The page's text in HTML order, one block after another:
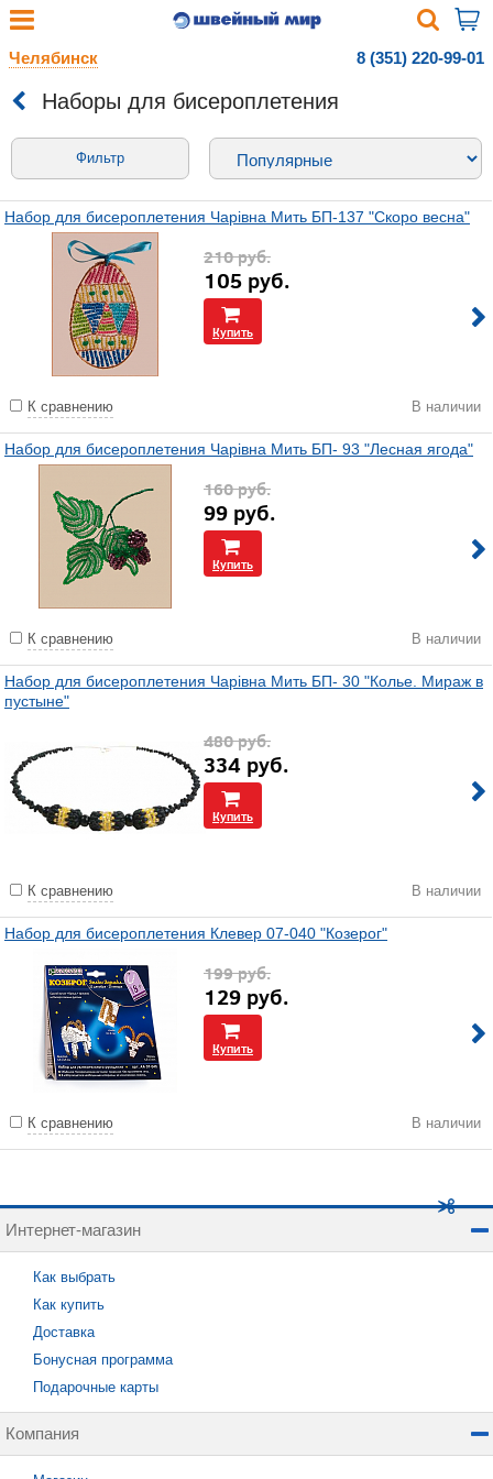
Челябинск 8 (351) 220-99-01
Наборы для бисероплетения
Фильтр
Набор для бисероплетения Чарiвна Мить БП-137 "Скоро весна"
210руб.
105 руб.
Купить
К сравнению В наличии
Набор для бисероплетения Чарiвна Мить БП- 93 "Лесная ягода"
160руб.
99 руб.
Купить
К сравнению В наличии
Набор для бисероплетения Чарiвна Мить БП- 30 "Колье. Мираж в
пустыне"
480руб.
334 руб.
Купить
К сравнению В наличии
Набор для бисероплетения Клевер 07-040 "Козерог"
199руб.
129 руб.
Купить
К сравнению В наличии
Интернет-магазин
Как выбрать
Как купить
Доставка
Бонусная программа
Подарочные карты
Компания